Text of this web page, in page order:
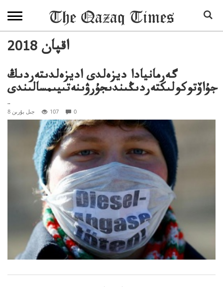
2018 اقپان
گەرمانيادا ديزەلدى اديزەلدىتەردىڭ
جۇاۆتوكولىكتەردىڭىندىجۇرۋىنەتىيىمسالىندى
..
8 جىل بۇرىن 107 0